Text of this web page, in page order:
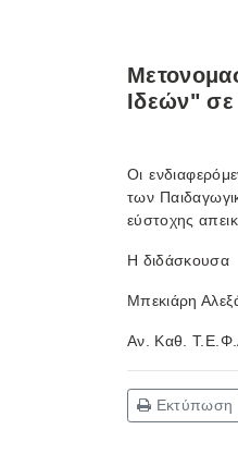
Ιδεών" σε
Οι
των
εύστοχης
Η διδάσκουσα
Μπεκιάρη
Αν. Καθ.
Εκτύπωση